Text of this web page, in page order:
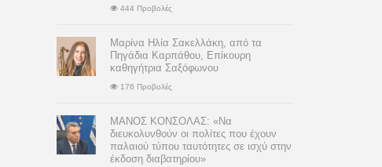
444 Προβολές
Μαρίνα Ηλία Σακελλάκη, από τα
Πηγάδια Καρπάθου, Επίκουρη
καθηγήτρια Σαξόφωνου
176 Προβολές
ΜΑΝΟΣ ΚΟΝΣΟΛΑΣ: «Να
διευκολυνθούν οι πολίτες που έχουν
παλαιού τύπου ταυτότητες σε ισχύ στην
έκδοση διαβατηρίου»